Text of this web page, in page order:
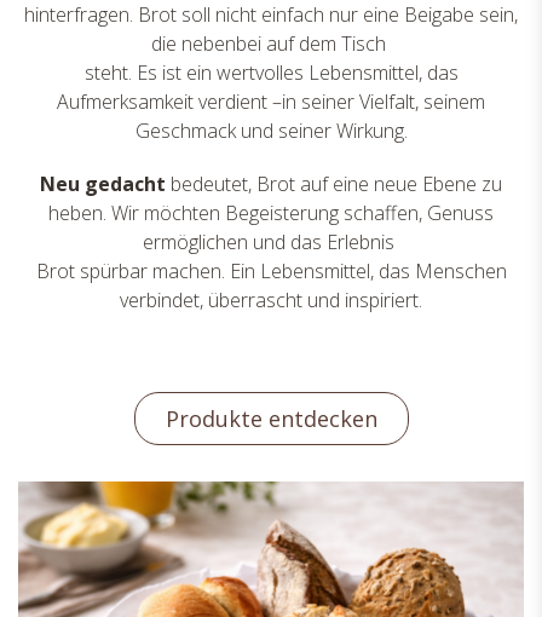
hinterfragen. Brot soll nicht einfach nur eine Beigabe sein,
die nebenbei auf dem Tisch
steht. Es ist ein wertvolles Lebensmittel, das
Aufmerksamkeit verdient –in seiner Vielfalt, seinem
Geschmack und seiner Wirkung.
Neu gedacht bedeutet, Brot auf eine neue Ebene zu
heben. Wir möchten Begeisterung schaffen, Genuss
ermöglichen und das Erlebnis
Brot spürbar machen. Ein Lebensmittel, das Menschen
verbindet, überrascht und inspiriert.
Produkte entdecken